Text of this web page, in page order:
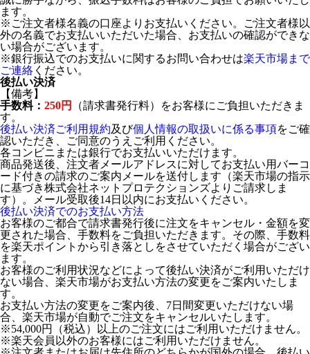
ます。
※ご注文者様名義の口座よりお支払いください。ご注文者様以
外の名義でお支払いいただいた場合、お支払いの確認ができな
い場合がございます。
※銀行振込でのお支払いに関するお問い合わせは楽天市場まで
ご連絡 ください。
後払い決済
【備考】
手数料： 250円
（請求書発行料）をお客様にご負担いただきま
す。
後払い決済ご利用規約及び個人情報の取扱いに係る事項をご確
認いただき、ご同意のうえご利用ください。
各コンビニまたは銀行でお支払いいただけます。
商品発送後、注文者メールアドレスに対してお支払い用バーコ
ード付きの請求のご案内メールを送付します（楽天市場の指示
に基づき株式会社ネットプロテクションズよりご請求しま
す）。メール受取後14日以内にお支払いください。
後払い決済でのお支払い方法
お客様のご都合で請求書発行後に注文をキャンセル・金額を変
更された場合、手数料をご負担いただきます。その際、手数料
を楽天ポイントから引き落としをさせていただく場合がござい
ます。
お客様のご利用状況などによって後払い決済がご利用いただけ
ない場合、楽天市場がお支払い方法の変更をご案内いたしま
す。
お支払い方法の変更をご案内後、7日間変更いただけない場
合、楽天市場が自動でご注文をキャンセルいたします。
※54,000円（税込）以上のご注文にはご利用いただけません。
※楽天会員以外のお客様にはご利用いただけません。